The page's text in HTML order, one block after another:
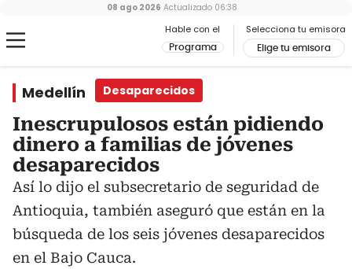
Hable con el
Programa
Selecciona tu emisora
Elige tu emisora
08 ago 2026 Actualizado 06:38
Medellín Desaparecidos
Inescrupulosos están pidiendo
dinero a familias de jóvenes
desaparecidos
Así lo dijo el subsecretario de seguridad de
Antioquia, también aseguró que están en la
búsqueda de los seis jóvenes desaparecidos
en el Bajo Cauca.